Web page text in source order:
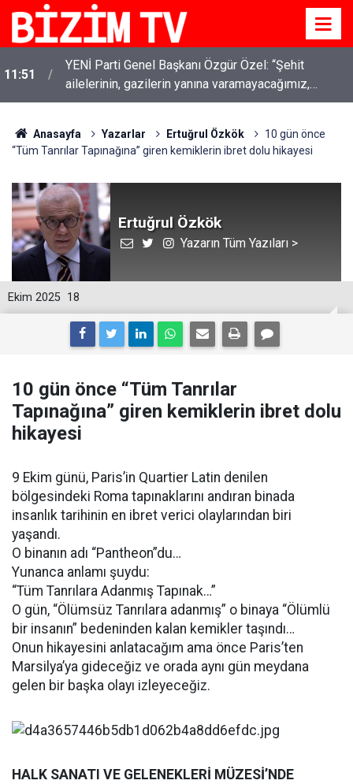
11:51
YENİ Parti Genel Başkanı Özgür Özel: “Şehit
ailelerinin, gazilerin yanına varamayacağımız,
gözüne bakamayacağımız işlerin içinde olmayız”
Anasayfa Yazarlar Ertuğrul Özkök
10 gün önce
“Tüm Tanrılar Tapınağına” giren kemiklerin ibret dolu hikayesi
Ertuğrul Özkök
Yazarın Tüm Yazıları >
18
Ekim 2025
10 gün önce “Tüm Tanrılar
Tapınağına” giren kemiklerin ibret dolu
hikayesi
9 Ekim günü, Paris’in Quartier Latin denilen
bölgesindeki Roma tapınaklarını andıran binada
insanlık tarihinin en ibret verici olaylarından biri
yaşandı.
O binanın adı “Pantheon”du…
Yunanca anlamı şuydu:
“Tüm Tanrılara Adanmış Tapınak…”
O gün, “Ölümsüz Tanrılara adanmış” o binaya “Ölümlü
bir insanın” bedeninden kalan kemikler taşındı…
Onun hikayesini anlatacağım ama önce Paris’ten
Marsilya’ya gideceğiz ve orada aynı gün meydana
gelen bir başka olayı izleyeceğiz.
HALK SANATI VE GELENEKLERİ MÜZESİ’NDE